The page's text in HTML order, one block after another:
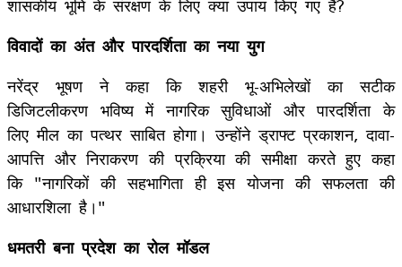
​विवादों का अंत और पारदर्शिता का नया युग
नरेंद्र भूषण ने कहा कि शहरी भू-अभिलेखों का सटीक
डिजिटलीकरण भविष्य में नागरिक सुविधाओं और पारदर्शिता के
लिए मील का पत्थर साबित होगा। उन्होंने ड्राफ्ट प्रकाशन, दावा-
आपत्ति और निराकरण की प्रक्रिया की समीक्षा करते हुए कहा
कि "नागरिकों की सहभागिता ही इस योजना की सफलता की
आधारशिला है।"
​धमतरी बना प्रदेश का रोल मॉडल